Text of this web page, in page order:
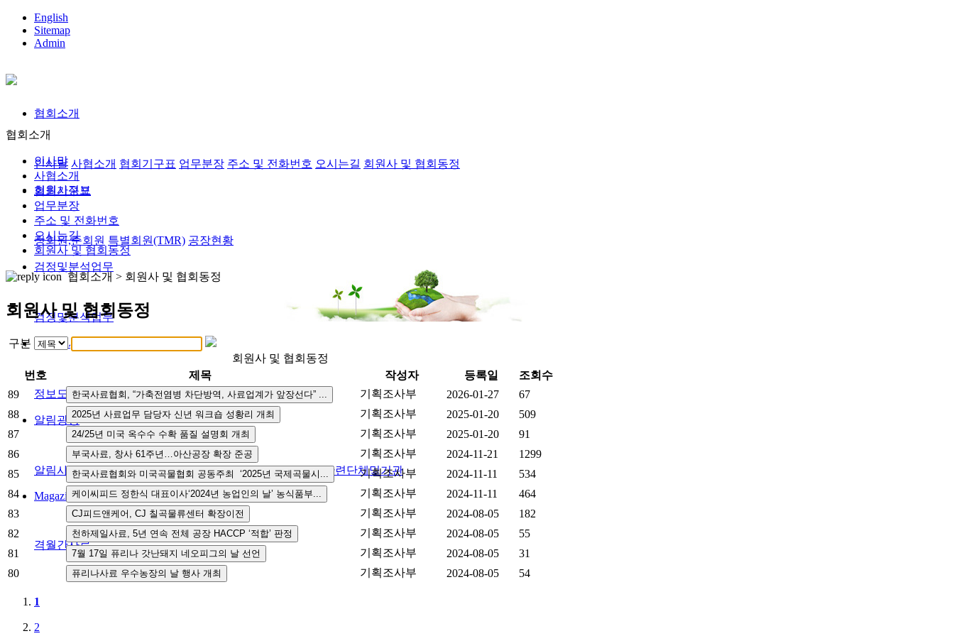
English
Sitemap
Admin
협회소개
인사말 사협소개 협회기구표 업무분장 주소 및 전화번호 오시는길 회원사 및 협회동정
회원사정보
정회원,준회원 특별회원(TMR) 공장현황
검정및분석업무
검정및분석업무
정보도서관
정보도서관
알림광장
알림사항 FAQ 인사채용/입찰공고 사협게시판 영상자료실 관련단체및기관
Magazine
격월간사료
협회소개
인사말
사협소개
협회기구표
업무분장
주소 및 전화번호
오시는길
회원사 및 협회동정
협회소개 > 회원사 및 협회동정
회원사 및 협회동정
구분
회원사 및 협회동정
번호
제목 작성자 등록일
조회수
89
기획조사부 2026-01-27
67
88
기획조사부 2025-01-20
509
87
기획조사부 2025-01-20
91
86
기획조사부 2024-11-21
1299
85
기획조사부 2024-11-11
534
84
기획조사부 2024-11-11
464
83
기획조사부 2024-08-05
182
82
기획조사부 2024-08-05
55
81
기획조사부 2024-08-05
31
80
기획조사부 2024-08-05 54
1
2